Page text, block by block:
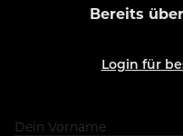
Bereits
Login für
Dein Vorname